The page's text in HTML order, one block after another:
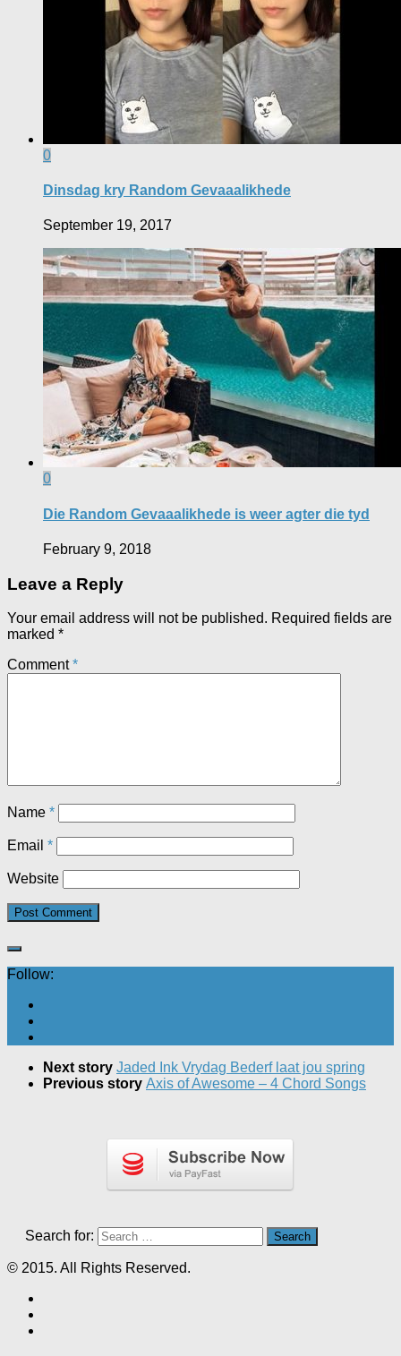
0
Dinsdag kry Random Gevaaalikhede
September 19, 2017
0
Die Random Gevaaalikhede is weer agter die tyd
February 9, 2018
Leave a Reply
Your email address will not be published. Required fields are
marked *
Comment*
Name *
Email *
Website
Follow:
Next story Jaded Ink Vrydag Bederf laat jou spring
Previous story Axis of Awesome – 4 Chord Songs
Search for:
© 2015. All Rights Reserved.